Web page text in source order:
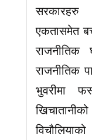
एकतासमेत
राजनीतिक
भुवरीमा